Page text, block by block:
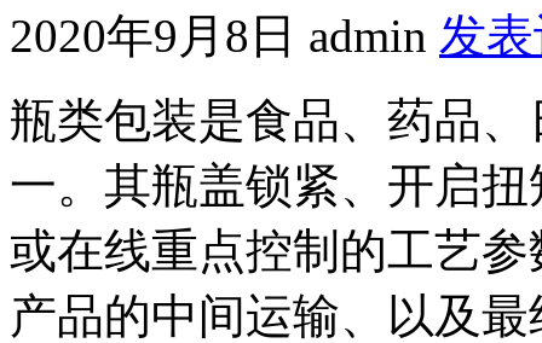
2020年9月8日 admin 发
瓶类包装是食品、药品
一。其瓶盖锁紧、开启
或在线重点控制的工艺
产品的中间运输、以及